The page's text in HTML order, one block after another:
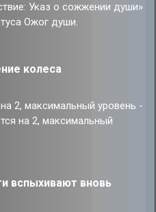
Указ о сожжении души»
Ожог души.
колеса
2, максимальный уровень -
на 2, максимальный
вспыхивают вновь